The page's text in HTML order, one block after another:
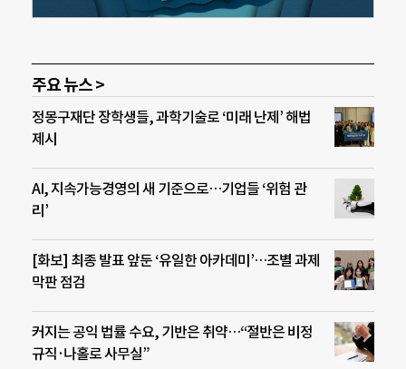
주요 뉴스 >
정몽구재단 장학생들, 과학기술로 ‘미래 난제’ 해법
제시
AI, 지속가능경영의 새 기준으로…기업들 ‘위험 관
리’
[화보] 최종 발표 앞둔 ‘유일한 아카데미’…조별 과제
막판 점검
커지는 공익 법률 수요, 기반은 취약…“절반은 비정
규직·나홀로 사무실”